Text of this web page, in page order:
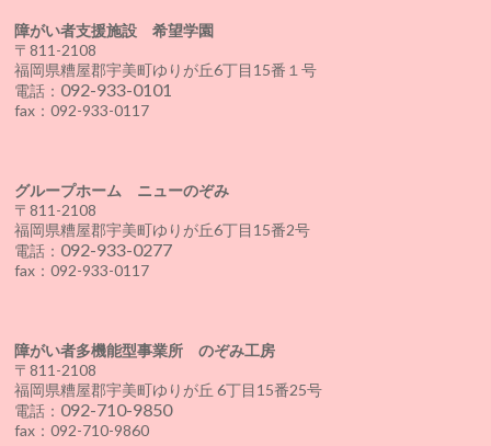
障がい者支援施設 希望学園
〒811-2108
福岡県糟屋郡宇美町ゆりが丘6丁目15番１号
電話： 092-933-0101
fax：092-933-0117
グループホーム ニューのぞみ
〒811-2108
福岡県糟屋郡宇美町ゆりが丘6丁目15番2号
電話： 092-933-0277
fax：092-933-0117
障がい者多機能型事業所 のぞみ工房
〒811-2108
福岡県糟屋郡宇美町ゆりが丘 6丁目15番25号
電話： 092-710-9850
fax：092-710-9860